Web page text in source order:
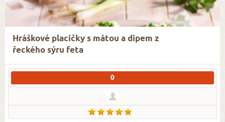
Hráškové placičky s mátou a dipem z
řeckého sýru feta
0